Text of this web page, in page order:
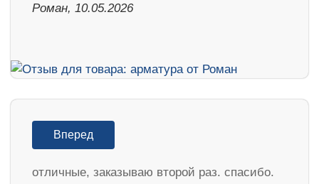
Роман, 10.05.2026
Вперед
отличные, заказываю второй раз. спасибо.